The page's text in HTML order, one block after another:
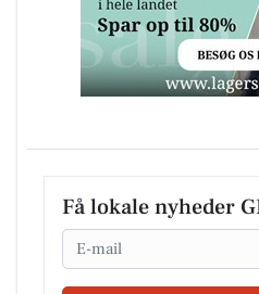
Få lokale nyheder
Email